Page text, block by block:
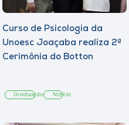
Curso de Psicologia da
Unoesc Joaçaba realiza 2ª
Cerimônia do Botton
Graduação Notícia